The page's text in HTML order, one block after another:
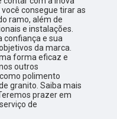
consegue tirar as
ramo, além de
e instalações.
confiança e sua
da marca.
forma eficaz e
outros
polimento
granito. Saiba mais
prazer em
de